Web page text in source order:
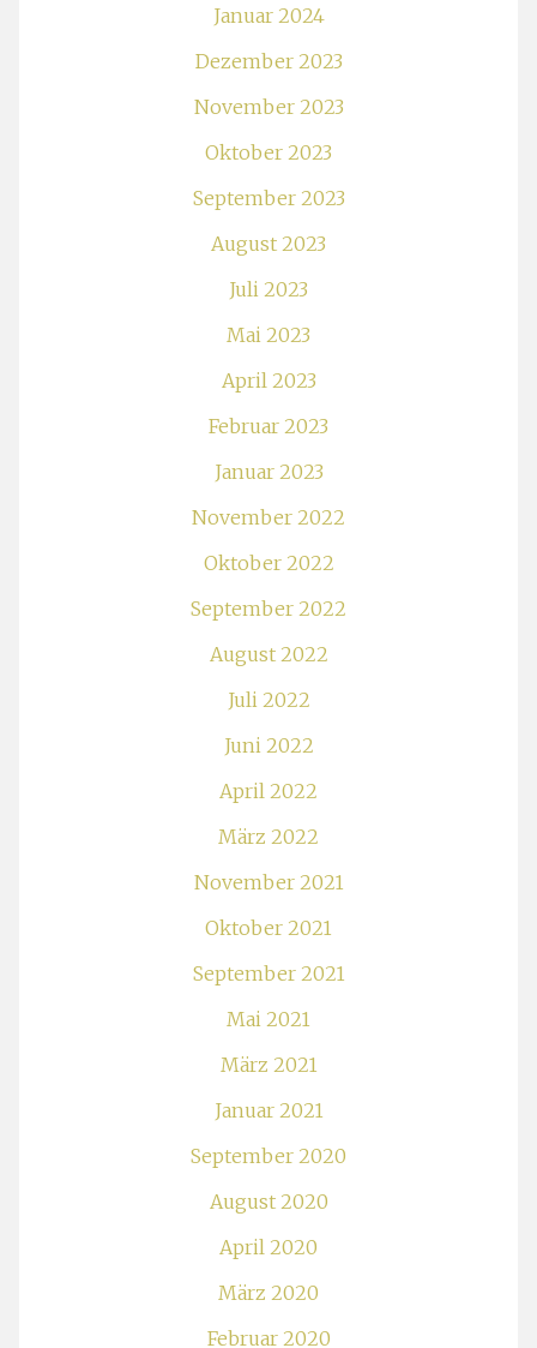
Januar 2024
Dezember 2023
November 2023
Oktober 2023
September 2023
August 2023
Juli 2023
Mai 2023
April 2023
Februar 2023
Januar 2023
November 2022
Oktober 2022
September 2022
August 2022
Juli 2022
Juni 2022
April 2022
März 2022
November 2021
Oktober 2021
September 2021
Mai 2021
März 2021
Januar 2021
September 2020
August 2020
April 2020
März 2020
Februar 2020